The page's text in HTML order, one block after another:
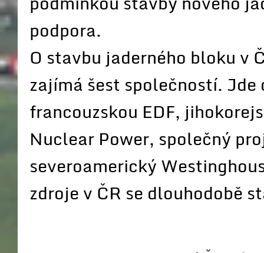
podpora.
O stavbu jaderného bloku v
zajímá šest společností.
francouzskou EDF,
Nuclear Power, společný
severoamerický
zdroje v ČR se dlouhodobě